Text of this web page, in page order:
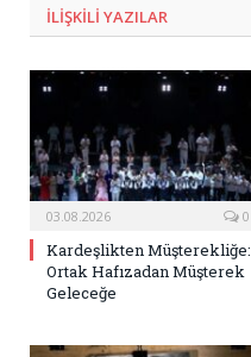
ILIŞKILI YAZILAR
03.08.2026 0
Kardeşlikten Müşterekliğe:
Ortak Hafızadan Müşterek
Geleceğe